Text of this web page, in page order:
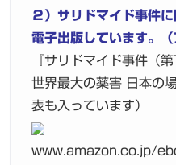
２）サリドマイド事件
電子出版しています。
『サリドマイド事件（第
世界最大の薬害 日本の
表も入っています）
www.amazon.co.jp/